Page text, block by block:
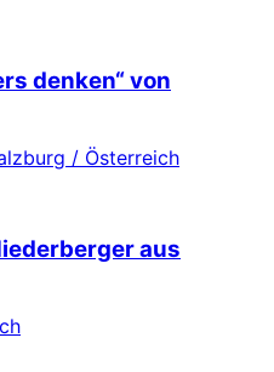
denken“ von
/ Österreich
aus